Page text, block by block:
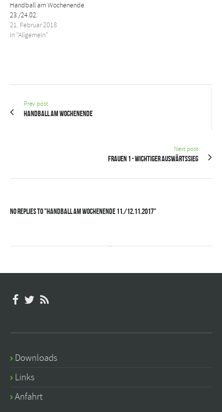
Handball am Wochenende
23./24.02.
21. Februar 2018
In "Allgemein"
Prev post
Handball am Wochenende
Next post
Frauen 1 - Wichtiger Auswärtssieg
No Replies to "Handball am Wochenende 11./12.11.2017"
Downloads
Links
Anfahrt